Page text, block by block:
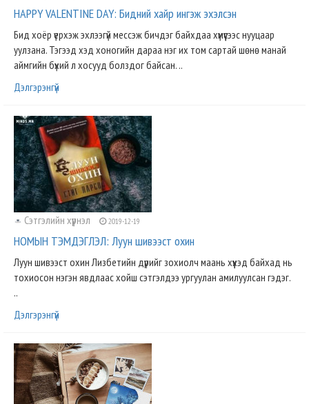
HAPPY VALENTINE DAY: Бидний хайр ингэж эхэлсэн
Бид хоёр үерхэж эхлээгүй мессэж бичдэг байхдаа хүмүүсээс нууцаар
уулзана. Тэгээд хэд хоногийн дараа нэг их том сартай шөнө манай
аймгийн бүхий л хосууд болздог байсан. ..
Дэлгэрэнгүй
Сэтгэлийн хүүрнэл 2019-12-19
НОМЫН ТЭМДЭГЛЭЛ: Луун шивээст охин
Луун шивээст охин Лизбетийн дүрийг зохиолч маань хүүхэд байхад нь
тохиосон нэгэн явдлаас хойш сэтгэлдээ ургуулан амилуулсан гэдэг.
..
Дэлгэрэнгүй